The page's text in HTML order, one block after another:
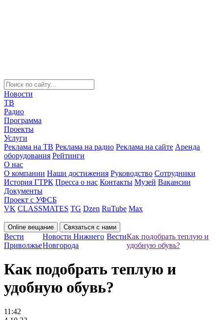
Новости
ТВ
Радио
Программа
Проекты
Услуги
Реклама на ТВ Реклама на радио Реклама на сайте Аренда
оборудования Рейтинги
О нас
О компании Наши достижения Руководство Сотрудники
История ГТРК Пресса о нас Контакты Музей Вакансии
Документы
Проект с УФСБ
VK CLASSMATES TG Dzen RuTube Max
Online вещание Связаться с нами
Вести
Приволжье
Новости Нижнего
Новгорода
ВестиКак подобрать теплую и
удобную обувь?
Как подобрать теплую и
удобную обувь?
11:42